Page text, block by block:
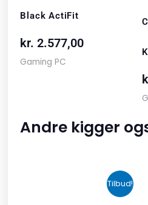
Black ActiFit
kr. 2.577,00
Gaming PC
Andre kigger
Tilbud!
oprindelige
Den
aktuelle